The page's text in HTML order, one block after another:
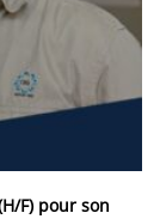
F) pour son